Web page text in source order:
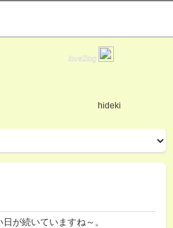
love2log
hideki
が続いていますね～。